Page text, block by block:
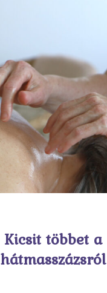
Kicsit többet a
hátmasszázsról